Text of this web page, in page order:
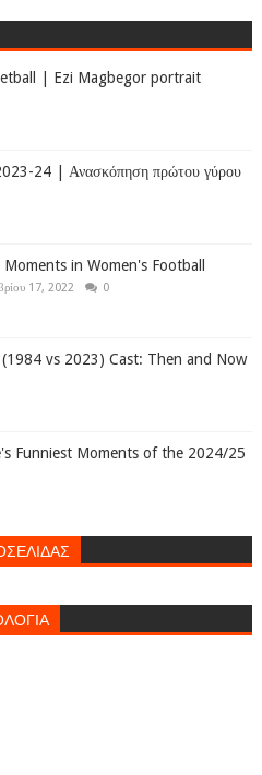
| Ezi Magbegor portrait
24 | Ανασκόπηση πρώτου γύρου
in Women's Football
17, 2022 0
vs 2023) Cast: Then and Now
Funniest Moments of the 2024/25